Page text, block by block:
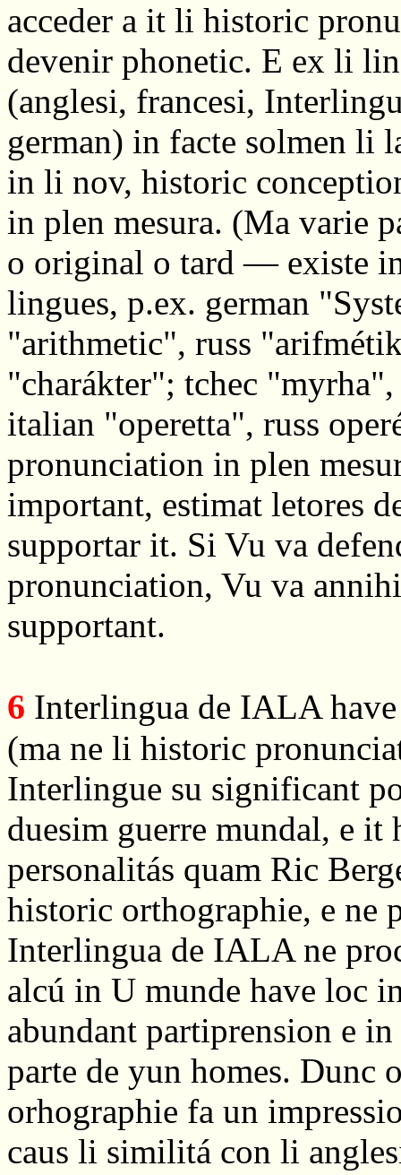
acceder a it li historic
devenir phonetic. E ex li
(anglesi, francesi,
german) in facte solmen li
in li nov, historic
in plen mesura. (Ma varie
o original o tard — existe
lingues, p.ex. german
"arithmetic", russ
"charákter"; tchec
italian "operetta", russ
pronunciation in plen
important, estimat letores
supportar it. Si Vu va
pronunciation, Vu va
supportant.
6 Interlingua de IALA
(ma ne li historic
Interlingue su significant
duesim guerre mundal, e it
personalitás quam Ric
historic orthographie, e
Interlingua de IALA ne
alcú in U munde have loc
abundant partiprension e
parte de yun homes. Dunc
orhographie fa un
caus li similitá con li